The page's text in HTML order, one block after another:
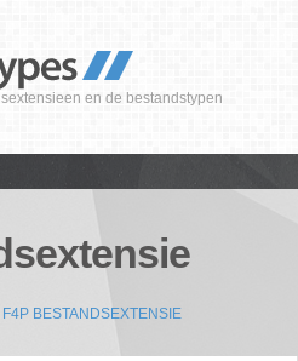
en de bestandstypen
F4P BESTANDSEXTENSIE